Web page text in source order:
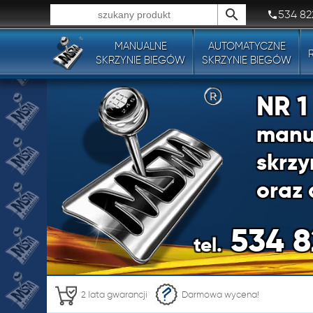
Wszystkie typy produktów!
534
MANUALNE
SKRZYNIE BIEGÓW
AUTOMATYCZNE
SKRZYNIE BIEGÓW
tel.534
NR
oraz
NR
2 lata gwarancji Darmowa wycena!